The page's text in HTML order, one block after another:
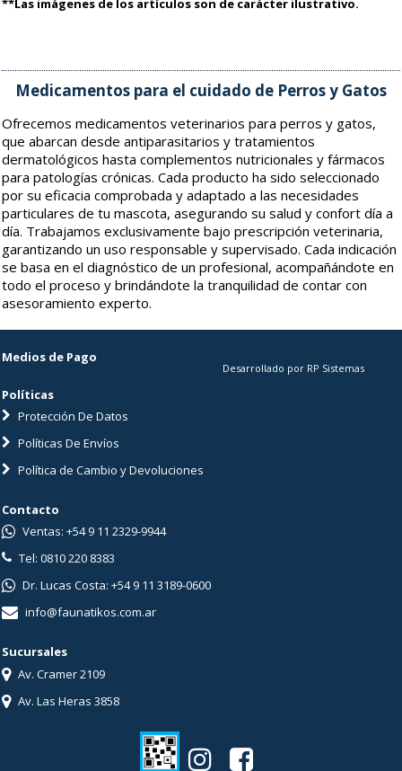
**Las imágenes de los artículos son de carácter ilustrativo.
Medicamentos para el cuidado de Perros y Gatos
Ofrecemos medicamentos veterinarios para perros y gatos,
que abarcan desde antiparasitarios y tratamientos
dermatológicos hasta complementos nutricionales y fármacos
para patologías crónicas. Cada producto ha sido seleccionado
por su eficacia comprobada y adaptado a las necesidades
particulares de tu mascota, asegurando su salud y confort día a
día. Trabajamos exclusivamente bajo prescripción veterinaria,
garantizando un uso responsable y supervisado. Cada indicación
se basa en el diagnóstico de un profesional, acompañándote en
todo el proceso y brindándote la tranquilidad de contar con
asesoramiento experto.
Medios de Pago
Políticas
Protección De Datos
Políticas De Envíos
Política de Cambio y Devoluciones
Desarrollado por RP Sistemas
Contacto
Ventas: +54 9 11 2329-9944
Tel: 0810 220 8383
Dr. Lucas Costa: +54 9 11 3189-0600
info@faunatikos.com.ar
Sucursales
Av. Cramer 2109
Av. Las Heras 3858